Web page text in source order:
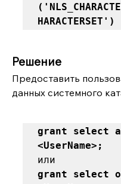
HARACTERSET')
Решение
Предоставить
данных системного
grant select
<UserName>;
grant select